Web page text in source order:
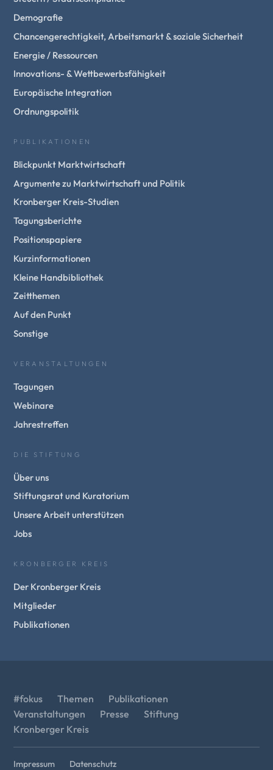
Demografie
Chancengerechtigkeit, Arbeitsmarkt & soziale Sicherheit
Energie / Ressourcen
Innovations- & Wettbewerbsfähigkeit
Europäische Integration
Ordnungspolitik
PUBLIKATIONEN
Blickpunkt Marktwirtschaft
Argumente zu Marktwirtschaft und Politik
Kronberger Kreis-Studien
Tagungsberichte
Positionspapiere
Kurzinformationen
Kleine Handbibliothek
Zeitthemen
Auf den Punkt
Sonstige
VERANSTALTUNGEN
Tagungen
Webinare
Jahrestreffen
DIE STIFTUNG
Über uns
Stiftungsrat und Kuratorium
Unsere Arbeit unterstützen
Jobs
KRONBERGER KREIS
Der Kronberger Kreis
Mitglieder
Publikationen
#fokus Themen
Publikationen
Veranstaltungen
Presse
Stiftung
Kronberger Kreis
Impressum Datenschutz